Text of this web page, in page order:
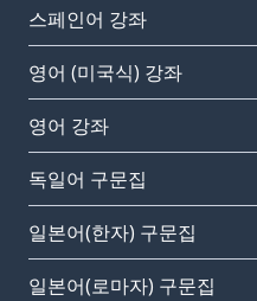
스페인어 강좌
영어 (미국식) 강좌
영어 강좌
독일어 구문집
일본어(한자) 구문집
일본어(로마자) 구문집